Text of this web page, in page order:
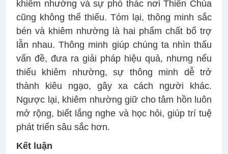
khiêm nhường và sự phó thác nơi Thiên Chúa
cũng không thể thiếu. Tóm lại, thông minh sắc
bén và khiêm nhường là hai phẩm chất bổ trợ
lẫn nhau. Thông minh giúp chúng ta nhìn thấu
vấn đề, đưa ra giải pháp hiệu quả, nhưng nếu
thiếu khiêm nhường, sự thông minh dễ trở
thành kiêu ngạo, gây xa cách người khác.
Ngược lại, khiêm nhường giữ cho tâm hồn luôn
mở rộng, biết lắng nghe và học hỏi, giúp trí tuệ
phát triển sâu sắc hơn.
Kết luận